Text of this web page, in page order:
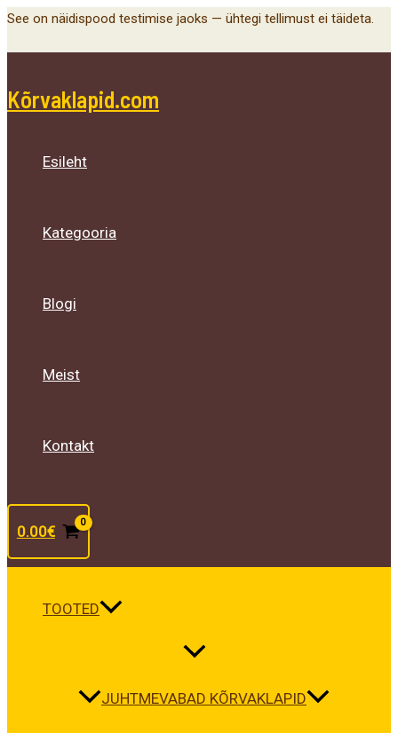
Skip
See on näidispood testimise jaoks — ühtegi tellimust ei täideta.
Kõrvaklapid.com
Esileht
Kategooria
Blogi
Meist
Kontakt
0.00€
TOOTED
Menu
Toggle
JUHTMEVABAD KÕRVAKLAPID
Menu
Toggle
Menu
Toggle
Main
Menu